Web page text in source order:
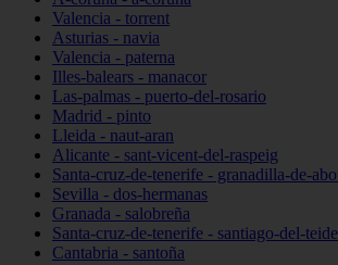
Valencia - torrent
Asturias - navia
Valencia - paterna
Illes-balears - manacor
Las-palmas - puerto-del-rosario
Madrid - pinto
Lleida - naut-aran
Alicante - sant-vicent-del-raspeig
Santa-cruz-de-tenerife - granadilla-de-
Sevilla - dos-hermanas
Granada - salobreña
Santa-cruz-de-tenerife - santiago-del-teide
Cantabria - santoña